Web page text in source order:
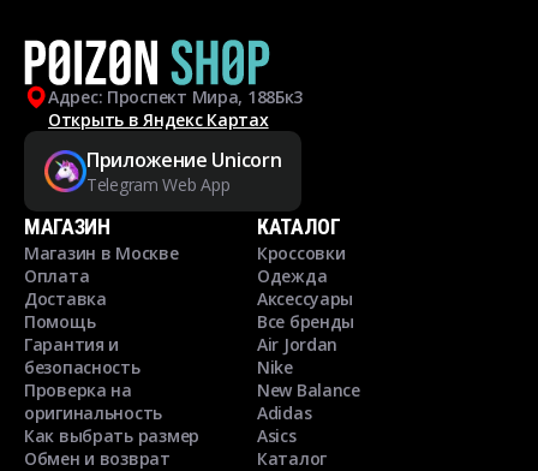
Адрес: Проспект Мира, 188Бк3
Открыть в Яндекс Картах
Приложение Unicorn
Telegram Web App
МАГАЗИН
Магазин в Москве
Оплата
Доставка
Помощь
Гарантия и
безопасность
Проверка на
оригинальность
Как выбрать размер
Обмен и возврат
КАТАЛОГ
Кроссовки
Одежда
Аксессуары
Все бренды
Air Jordan
Nike
New Balance
Adidas
Asics
Каталог